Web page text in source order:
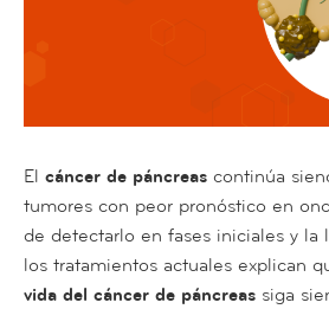
El cáncer de páncreas continúa
tumores con peor pronóstico en
de detectarlo en fases iniciales y la
los tratamientos actuales explican
vida del cáncer de páncreas siga